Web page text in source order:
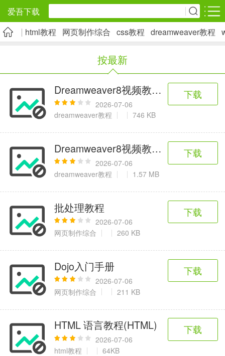
爱吾下载
安卓应用 安卓游戏
社交通讯
2千+款应用
1万+款应用
实用工具
2万+款应用
金融理财
2百+款应用
6千+款应用
资讯阅读
1万+款应用
学习办公
3万+款应用
生活服务
医疗健康
6千+款应用
母婴育儿
2百+款应用
趣味娱乐
图像拍照
9百+款应用
html教程 网页制作综合 css教程 dreamweaver教程
按最新
Dreamweaver8视频教程-061.用标签
2026-07-06
dreamweaver教程
746 KB
下载
Dreamweaver8视频教程-090.插入行
2026-07-06
dreamweaver教程
1.57 MB
下载
批处理教程
2026-07-06
网页制作综合
260 KB
下载
Dojo入门手册
2026-07-06
网页制作综合
211 KB
下载
HTML 语言教程(HTML)
2026-07-06
html教程
64KB
下载